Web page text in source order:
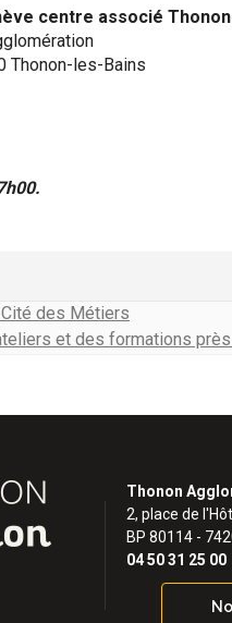
centre associé
Thonon-les-Bains
des Métiers
et des formations
Thonon
2, place de
BP 80114 -
04 50 31 25 00